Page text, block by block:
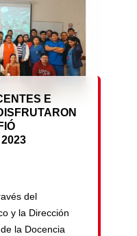
de pregrado,
E
del
y la Dirección
la Docencia